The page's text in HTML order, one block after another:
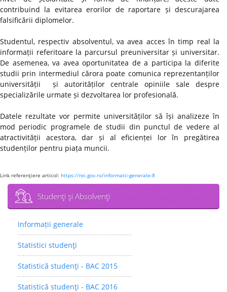
contribuind la evitarea erorilor de raportare și descurajarea
falsificării diplomelor.
Studentul, respectiv absolventul, va avea acces în timp real la
informații referitoare la parcursul preuniversitar și universitar.
De asemenea, va avea oportunitatea de a participa la diferite
studii prin intermediul cărora poate comunica reprezentanților
universității și autorităților centrale opiniile sale despre
specializările urmate și dezvoltarea lor profesională.
Datele rezultate vor permite universităților să își analizeze în
mod periodic programele de studii din punctul de vedere al
atractivității acestora, dar și al eficienței lor în pregătirea
studenților pentru piața muncii.
Link referenţiere articol: https://rei.gov.ro/informatii-generale-8
Studenţi şi Absolvenţi
Informații generale
Statistici studenţi
Statistică studenţi - BAC 2015
Statistică studenţi - BAC 2016